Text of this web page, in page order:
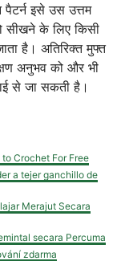
पैटर्न इसे उस उत्तम
सीखने के लिए किसी
है। अतिरिक्त मुफ्त
अनुभव को और भी
से जा सकती है।
Crochet For Free
a tejer ganchillo de
Merajut Secara
secara Percuma
zdarma